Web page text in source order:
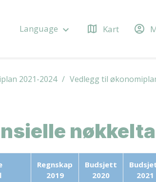
Language keyboard_arrow_down map Kart account_circle
2021-2024 Vedlegg til
Regnskap
2019
Budsjett
2020
2021